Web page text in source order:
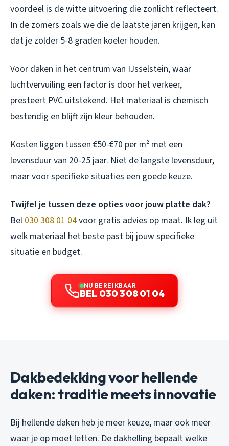
voordeel is de witte uitvoering die zonlicht reflecteert.
In de zomers zoals we die de laatste jaren krijgen, kan
dat je zolder 5-8 graden koeler houden.
Voor daken in het centrum van IJsselstein, waar
luchtvervuiling een factor is door het verkeer,
presteert PVC uitstekend. Het materiaal is chemisch
bestendig en blijft zijn kleur behouden.
Kosten liggen tussen €50-€70 per m² met een
levensduur van 20-25 jaar. Niet de langste levensduur,
maar voor specifieke situaties een goede keuze.
Twijfel je tussen deze opties voor jouw platte dak?
Bel 030 308 01 04voor gratis advies op maat. Ik leg uit
welk materiaal het beste past bij jouw specifieke
situatie en budget.
NU BEREIKBAAR
BEL 030 308 01 04
Dakbedekking voor hellende
daken: traditie meets innovatie
Bij hellende daken heb je meer keuze, maar ook meer
waar je op moet letten. De dakhelling bepaalt welke